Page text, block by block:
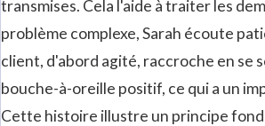
transmises. Cela l'aide à traiter les
problème complexe, Sarah écoute
client, d'abord agité, raccroche en
bouche-à-oreille positif, ce qui a un
Cette histoire illustre un principe